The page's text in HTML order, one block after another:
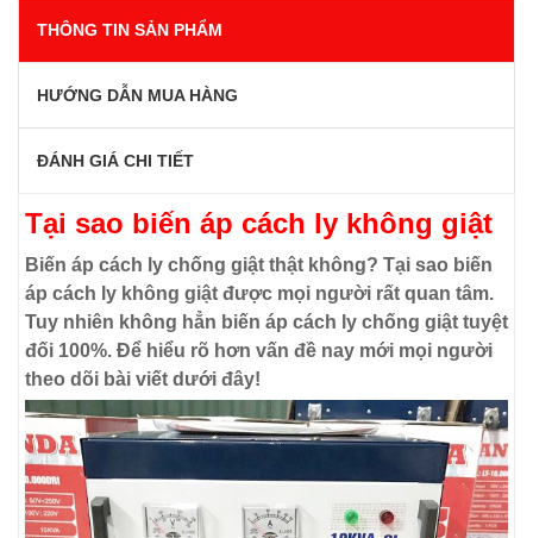
THÔNG TIN SẢN PHẨM
HƯỚNG DẪN MUA HÀNG
ĐÁNH GIÁ CHI TIẾT
Tại sao biến áp cách ly không giật
Biến áp cách ly chống giật thật không? Tại sao biến
áp cách ly không giật được mọi người rất quan tâm.
Tuy nhiên không hẳn biến áp cách ly chống giật tuyệt
đối 100%. Để hiểu rõ hơn vấn đề nay mới mọi người
theo dõi bài viết dưới đây!